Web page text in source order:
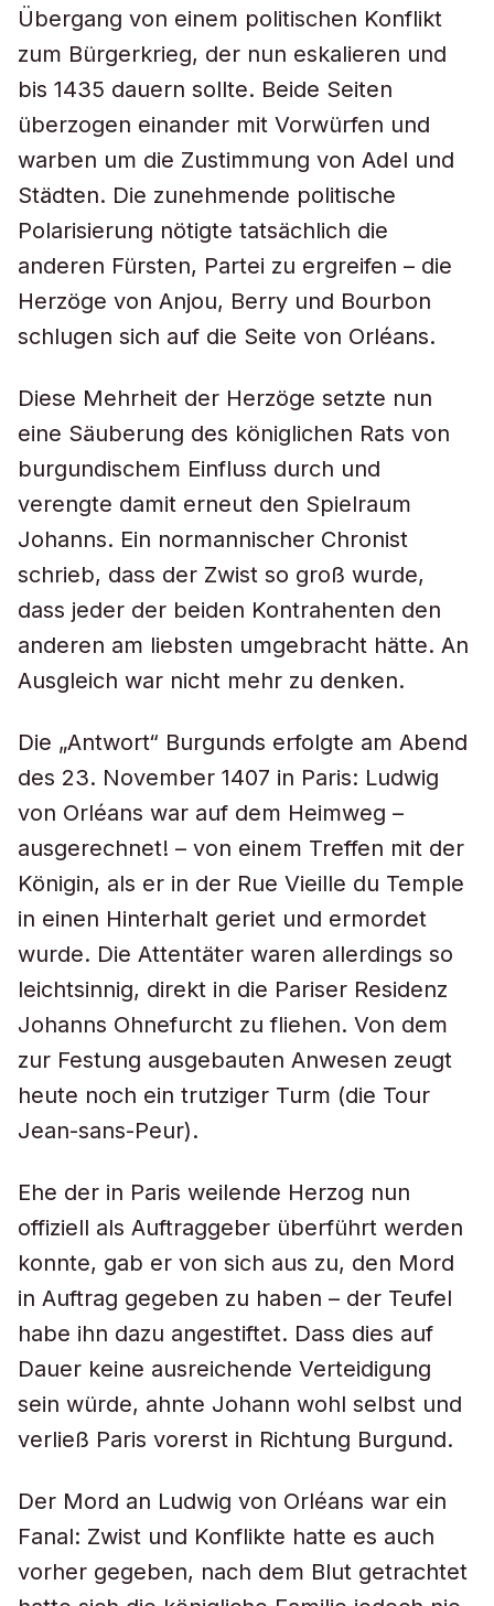
Übergang von einem politischen Konflikt
zum Bürgerkrieg, der nun eskalieren und
bis 1435 dauern sollte. Beide Seiten
überzogen einander mit Vorwürfen und
warben um die Zustimmung von Adel und
Städten. Die zunehmende politische
Polarisierung nötigte tatsächlich die
anderen Fürsten, Partei zu ergreifen – die
Herzöge von Anjou, Berry und Bourbon
schlugen sich auf die Seite von Orléans.
Diese Mehrheit der Herzöge setzte nun
eine Säuberung des königlichen Rats von
burgundischem Einfluss durch und
verengte damit erneut den Spielraum
Johanns. Ein normannischer Chronist
schrieb, dass der Zwist so groß wurde,
dass jeder der beiden Kontrahenten den
anderen am liebsten umgebracht hätte. An
Ausgleich war nicht mehr zu denken.
Die „Antwort“ Burgunds erfolgte am Abend
des 23. November 1407 in Paris: Ludwig
von Orléans war auf dem Heimweg –
ausgerechnet! – von einem Treffen mit der
Königin, als er in der Rue Vieille du Temple
in einen Hinterhalt geriet und ermordet
wurde. Die Attentäter waren allerdings so
leichtsinnig, direkt in die Pariser Residenz
Johanns Ohnefurcht zu fliehen. Von dem
zur Festung ausgebauten Anwesen zeugt
heute noch ein trutziger Turm (die Tour
Jean-sans-Peur).
Ehe der in Paris weilende Herzog nun
offiziell als Auftraggeber überführt werden
konnte, gab er von sich aus zu, den Mord
in Auftrag gegeben zu haben – der Teufel
habe ihn dazu angestiftet. Dass dies auf
Dauer keine ausreichende Verteidigung
sein würde, ahnte Johann wohl selbst und
verließ Paris vorerst in Richtung Burgund.
Der Mord an Ludwig von Orléans war ein
Fanal: Zwist und Konflikte hatte es auch
vorher gegeben, nach dem Blut getrachtet